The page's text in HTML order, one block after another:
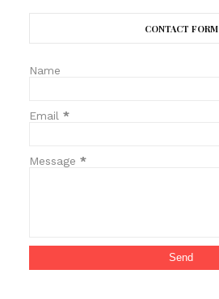
CONTACT FORM
Name
Email *
Message *